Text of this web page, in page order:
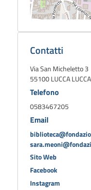
Dettagli
biblioteca
Contatti
Via San Micheletto 3
55100 LUCCA LUCCA
Telefono
0583467205
Email
Sito Web
Facebook
Instagram